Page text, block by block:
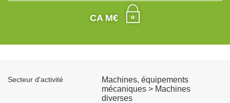
CA M€
Secteur d'activité
Machines, équipements
mécaniques > Machines
diverses